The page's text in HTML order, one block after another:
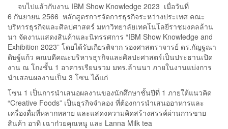
จบไปแล้วกับงาน IBM Show Knowledge 2023 เมื่อวันที่
6 กันยายน 2566 หลักสูตรการจัดการธุรกิจระหว่างประเทศ คณะ
บริหารธุรกิจและศิลปศาสตร์ มหาวิทยาลัยเทคโนโลยีราชมงคลล้าน
นา จัดงานแสดงสินค้าและนิทรรศการ “IBM Show Knowledge and
Exhibition 2023” โดยได้รับเกียรติจาก รองศาสตราจารย์ ดร.กัญฐณา
ดิษฐ์แก้ว คณบดีคณะบริหารธุรกิจและศิลปะศาสตร์เป็นประธานเปิด
งาน ณ โถงชั้น 1 อาคารเรียนรวม มทร.ล้านนา ภายในงานแบ่งการ
นำเสอนผลงานเป็น 3 โซน ได้แก่
โซน 1 เป็นการนำเสนอผลงานของนักศึกษาชั้นปีที่ 1 ภายใต้แนวคิด
“Creative Foods” เป็นธุรกิจจำลอง ที่ต้องการนำเสนออาหารและ
เครื่องดื่มที่หลากหลาย และแสดงความคิดสร้างสรรค์ผ่านการขาย
สินค้า อาทิ เฉาก๋วยคุณหนู และ Lanna Milk tea